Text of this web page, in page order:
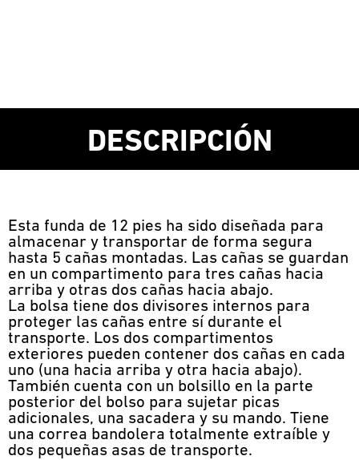
DESCRIPCIÓN
Esta funda de 12 pies ha sido diseñada para
almacenar y transportar de forma segura
hasta 5 cañas montadas. Las cañas se guardan
en un compartimento para tres cañas hacia
arriba y otras dos cañas hacia abajo.
La bolsa tiene dos divisores internos para
proteger las cañas entre sí durante el
transporte. Los dos compartimentos
exteriores pueden contener dos cañas en cada
uno (una hacia arriba y otra hacia abajo).
También cuenta con un bolsillo en la parte
posterior del bolso para sujetar picas
adicionales, una sacadera y su mando. Tiene
una correa bandolera totalmente extraíble y
dos pequeñas asas de transporte.